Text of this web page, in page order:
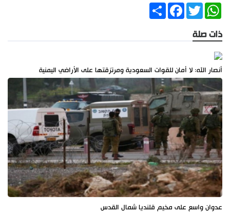
ShareFacebookTwitter
WhatsApp
ذات صلة
أنصار الله: لا أمان للقوات السعودية ومرتزقتها على الأراضي اليمنية
عدوان واسع على مخيم قلنديا شمال القدس